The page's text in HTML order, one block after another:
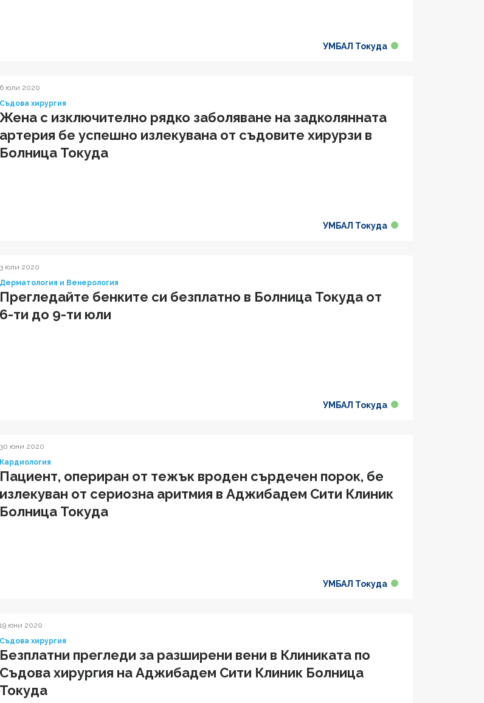
УМБАЛ Токуда
6 юли 2020
Съдова хирургия
Жена с изключително рядко заболяване на задколянната
артерия бе успешно излекувана от съдовите хирурзи в
Болница Токуда
УМБАЛ Токуда
3 юли 2020
Дерматология и Венерология
Прегледайте бенките си безплатно в Болница Токуда от
6-ти до 9-ти юли
УМБАЛ Токуда
30 юни 2020
Кардиология
Пациент, опериран от тежък вроден сърдечен порок, бе
излекуван от сериозна аритмия в Аджибадем Сити Клиник
Болница Токуда
УМБАЛ Токуда
19 юни 2020
Съдова хирургия
Безплатни прегледи за разширени вени в Клиниката по
Съдова хирургия на Аджибадем Сити Клиник Болница
Токуда